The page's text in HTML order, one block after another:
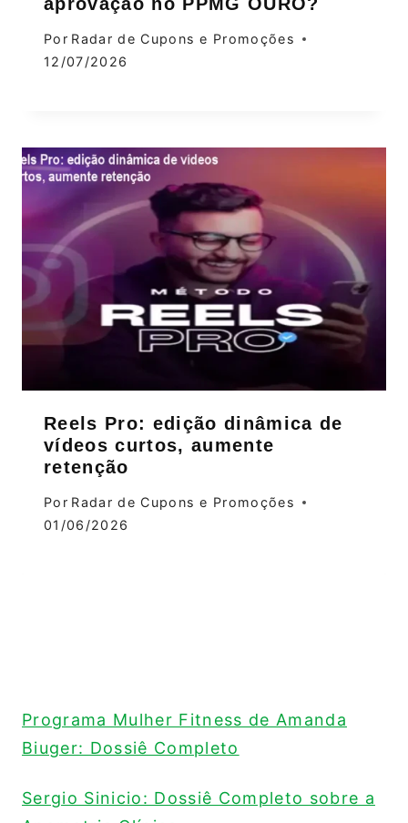
Por Radar de Cupons e Promoções
12/07/2026
Reels Pro: edição dinâmica de
vídeos curtos, aumente
retenção
Por Radar de Cupons e Promoções
01/06/2026
Programa Mulher Fitness de Amanda
Biuger: Dossiê Completo
Sergio Sinicio: Dossiê Completo sobre a